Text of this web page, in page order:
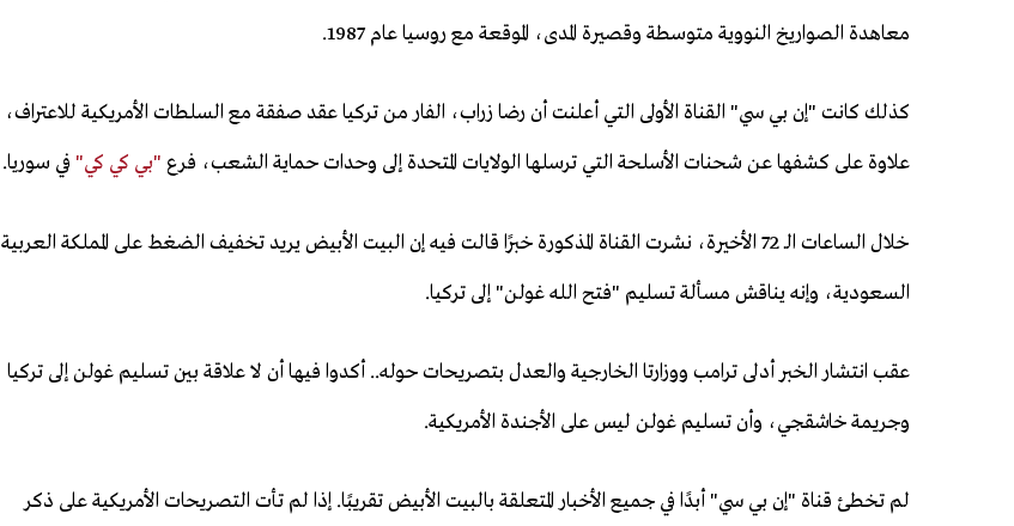
معاهدة الصواريخ النووية متوسطة وقصيرة المدى، الموقعة مع روسيا عام 1987.
كذلك كانت "إن بي سي" القناة الأولى التي أعلنت أن رضا زراب، الفار من تركيا عقد صفقة مع السلطات الأمريكية للاعتراف،
علاوة على كشفها عن شحنات الأسلحة التي ترسلها الولايات المتحدة إلى وحدات حماية الشعب، فرع "بي كي كي" في سوريا.
خلال الساعات الـ 72 الأخيرة، نشرت القناة المذكورة خبرًا قالت فيه إن البيت الأبيض يريد تخفيف الضغط على المملكة العربية
السعودية، وإنه يناقش مسألة تسليم "فتح الله غولن" إلى تركيا.
عقب انتشار الخبر أدلى ترامب ووزارتا الخارجية والعدل بتصريحات حوله.. أكدوا فيها أن لا علاقة بين تسليم غولن إلى تركيا
وجريمة خاشقجي، وأن تسليم غولن ليس على الأجندة الأمريكية.
لم تخطئ قناة "إن بي سي" أبدًا في جميع الأخبار المتعلقة بالبيت الأبيض تقريبًا. إذا لم تأت التصريحات الأمريكية على ذكر